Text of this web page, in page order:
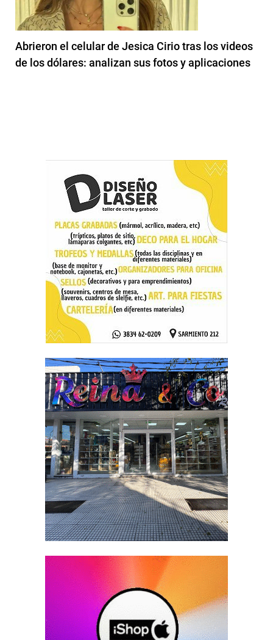
Abrieron el celular de Jesica Cirio tras los videos
de los dólares: analizan sus fotos y aplicaciones